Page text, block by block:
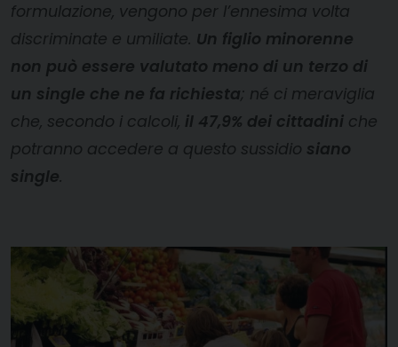
formulazione, vengono per l’ennesima volta
discriminate e umiliate. Un figlio minorenne
non può essere valutato meno di un terzo di
un single che ne fa richiesta; né ci meraviglia
che, secondo i calcoli, il 47,9% dei cittadini che
potranno accedere a questo sussidio siano
single.